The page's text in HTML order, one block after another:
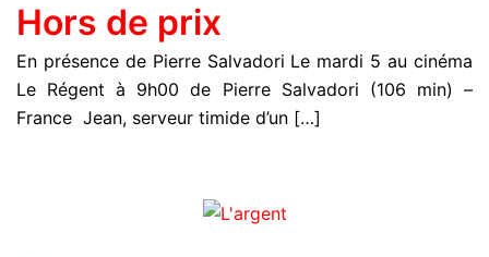
Hors de prix
En présence de Pierre Salvadori Le mardi 5 au cinéma
Le Régent à 9h00 de Pierre Salvadori (106 min) –
France Jean, serveur timide d’un […]